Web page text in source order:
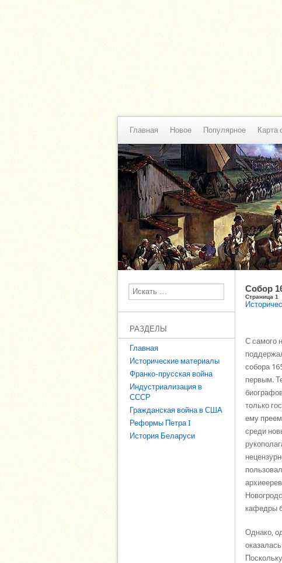
Главная Новое Популярное Карта
Поиск
РАЗДЕЛЫ
Главная
Исторические материалы
Франко-прусская война
Индустриализация в
СССР
Гражданская война в США
Реформы Петра I
История Беларуси
Собор
Страница 1
С самого
собора
первым.
только
ему
среди
кафедры
Однако,